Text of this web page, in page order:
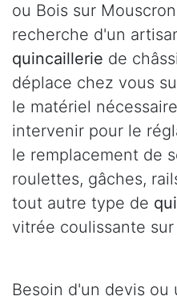
ou Bois sur
recherche d'un
quincaillerie de
déplace chez vous
le matériel
intervenir pour le
le remplacement de
roulettes, gâches,
tout autre type de
vitrée coulissante
Besoin d'un devis ou